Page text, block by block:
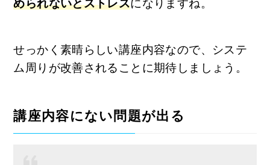
められないとストレスになりますね。
せっかく素晴らしい講座内容なので、システ
ム周りが改善されることに期待しましょう。
講座内容にない問題が出る